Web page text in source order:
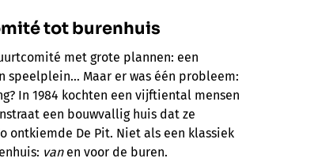
tot burenhuis
met grote plannen: een
speelplein… Maar er was één probleem:
In 1984 kochten een vijftiental mensen
een bouwvallig huis dat ze
ontkiemde De Pit. Niet als een klassiek
van en voor de buren.